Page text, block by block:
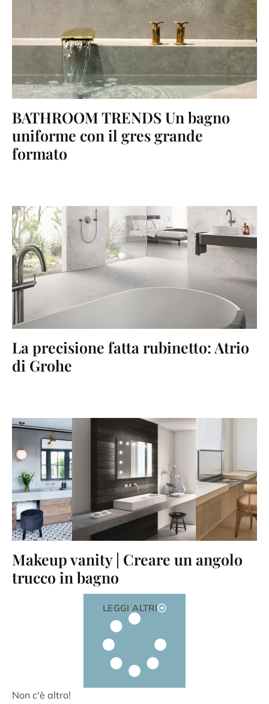
BATHROOM TRENDS Un bagno
uniforme con il gres grande
formato
La precisione fatta rubinetto: Atrio
di Grohe
Makeup vanity | Creare un angolo
trucco in bagno
LEGGI ALTRI
Non c'è altro!